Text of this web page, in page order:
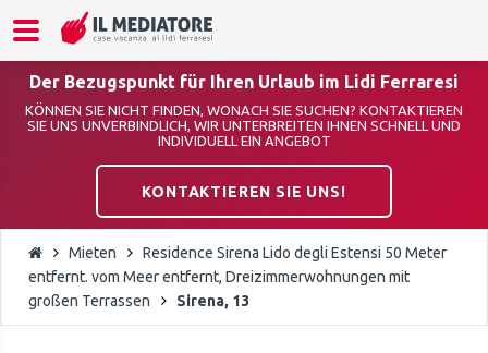
Der Bezugspunkt für Ihren Urlaub im Lidi Ferraresi
KÖNNEN SIE NICHT FINDEN, WONACH SIE SUCHEN? KONTAKTIEREN
SIE UNS UNVERBINDLICH, WIR UNTERBREITEN IHNEN SCHNELL UND
INDIVIDUELL EIN ANGEBOT
KONTAKTIEREN SIE UNS!
Mieten
Residence Sirena Lido degli Estensi 50 Meter
entfernt. vom Meer entfernt, Dreizimmerwohnungen mit
großen Terrassen
Sirena, 13